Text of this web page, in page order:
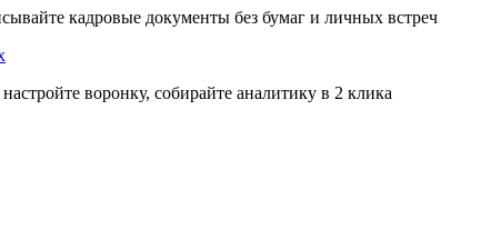
кадровые документы без бумаг и личных встреч
воронку, собирайте аналитику в 2 клика